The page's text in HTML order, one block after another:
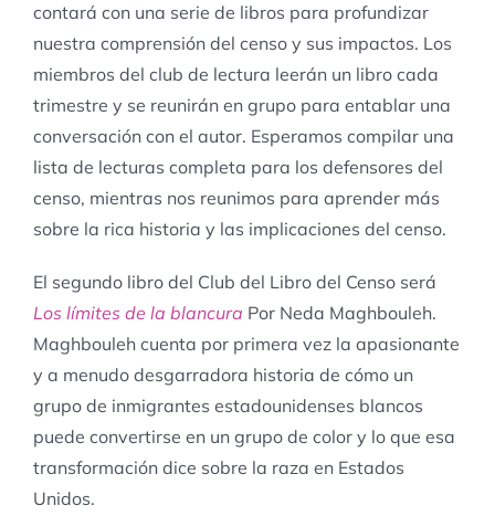
contará con una serie de libros para profundizar
nuestra comprensión del censo y sus impactos. Los
miembros del club de lectura leerán un libro cada
trimestre y se reunirán en grupo para entablar una
conversación con el autor. Esperamos compilar una
lista de lecturas completa para los defensores del
censo, mientras nos reunimos para aprender más
sobre la rica historia y las implicaciones del censo.
El segundo libro del Club del Libro del Censo será
Los límites de la blancura Por Neda Maghbouleh.
Maghbouleh cuenta por primera vez la apasionante
y a menudo desgarradora historia de cómo un
grupo de inmigrantes estadounidenses blancos
puede convertirse en un grupo de color y lo que esa
transformación dice sobre la raza en Estados
Unidos.